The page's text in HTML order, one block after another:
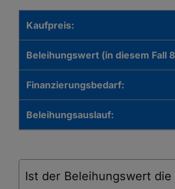
Kaufpreis:
Beleihungswert (in diesem Fall
Finanzierungsbedarf:
Beleihungsauslauf:
Ist der Beleihungswert